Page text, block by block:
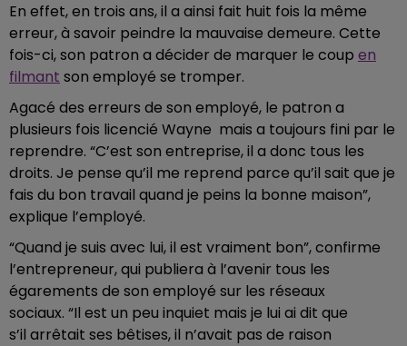
En effet, en trois ans, il a ainsi fait huit fois la même
erreur, à savoir peindre la mauvaise demeure. Cette
fois-ci, son patron a décider de marquer le coup en
filmant son employé se tromper.
Agacé des erreurs de son employé, le patron a
plusieurs fois licencié Wayne mais a toujours fini par le
reprendre. “C’est son entreprise, il a donc tous les
droits. Je pense qu’il me reprend parce qu’il sait que je
fais du bon travail quand je peins la bonne maison”,
explique l’employé.
“Quand je suis avec lui, il est vraiment bon”, confirme
l’entrepreneur, qui publiera à l’avenir tous les
égarements de son employé sur les réseaux
sociaux. “Il est un peu inquiet mais je lui ai dit que
s’il arrêtait ses bêtises, il n’avait pas de raison